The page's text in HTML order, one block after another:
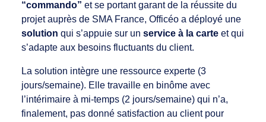
“commando” et se portant garant de la réussite du
projet auprès de SMA France, Officéo a déployé une
solution qui s’appuie sur un service à la carteet qui
s’adapte aux besoins fluctuants du client.
La solution intègre une ressource experte (3
jours/semaine). Elle travaille en binôme avec
l’intérimaire à mi-temps (2 jours/semaine) qui n’a,
finalement, pas donné satisfaction au client pour